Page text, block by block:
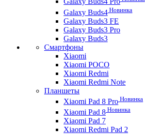
Galaxy Buds4 Новинка
Galaxy Buds3 FE
Galaxy Buds3 Pro
Galaxy Buds3
Смартфоны
Xiaomi
Xiaomi POCO
Xiaomi Redmi
Xiaomi Redmi Note
Планшеты
Xiaomi Pad 8 Pro Новинка
Xiaomi Pad 8 Новинка
Xiaomi Pad 7
Xiaomi Redmi Pad 2